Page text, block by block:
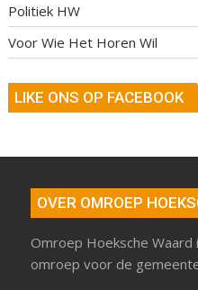
Politiek HW
Voor Wie Het Horen Wil
LIKE ONS OP FACEBOOK
OVER OMROEP
Omroep Hoeksche Waard
omroep voor de